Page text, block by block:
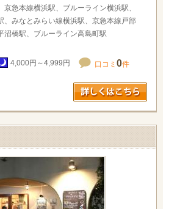
京急本線横浜駅、ブルーライン横浜駅、
、みなとみらい線横浜駅、京急本線戸部
沼橋駅、ブルーライン高島町駅
4,000円～4,999円 口コミ 0件